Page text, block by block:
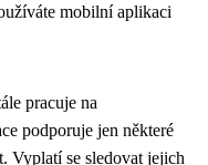
mobilní aplikaci
pracuje na
podporuje jen některé
Vyplatí se sledovat jejich